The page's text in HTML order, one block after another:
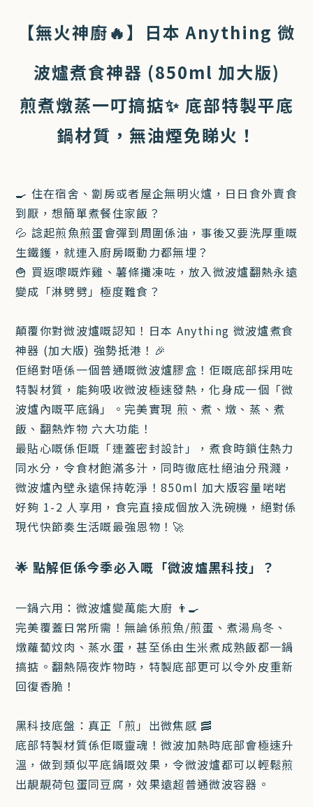
【無火神廚🔥】日本 Anything 微
波爐煮食神器 (850ml 加大版)
煎煮燉蒸一叮搞掂✨ 底部特製平底
鍋材質，無油煙免睇火！
🍳 住在宿舍、劏房或者屋企無明火爐，日日食外賣食
到厭，想簡單煮餐住家飯？
💦 諗起煎魚煎蛋會彈到周圍係油，事後又要洗厚重嘅
生鐵鑊，就連入廚房嘅動力都無埋？
🍟 買返嚟嘅炸雞、薯條攤凍咗，放入微波爐翻熱永遠
變成「淋劈劈」極度難食？
顛覆你對微波爐嘅認知！日本 Anything 微波爐煮食
神器 (加大版) 強勢抵港！🎉
佢絕對唔係一個普通嘅微波爐膠盒！佢嘅底部採用咗
特製材質，能夠吸收微波極速發熱，化身成一個「微
波爐內嘅平底鍋」。完美實現 煎、煮、燉、蒸、煮
飯、翻熱炸物 六大功能！
最貼心嘅係佢嘅「連蓋密封設計」，煮食時鎖住熱力
同水分，令食材飽滿多汁，同時徹底杜絕油分飛濺，
微波爐內壁永遠保持乾淨！850ml 加大版容量啱啱
好夠 1-2 人享用，食完直接成個放入洗碗機，絕對係
現代快節奏生活嘅最強恩物！🚀
🌟 點解佢係今季必入嘅「微波爐黑科技」？
一鍋六用：微波爐變萬能大廚 👨‍🍳
完美覆蓋日常所需！無論係煎魚/煎蛋、煮湯烏冬、
燉蘿蔔炆肉、蒸水蛋，甚至係由生米煮成熟飯都一鍋
搞掂。翻熱隔夜炸物時，特製底部更可以令外皮重新
回復香脆！
黑科技底盤：真正「煎」出微焦感 🥓
底部特製材質係佢嘅靈魂！微波加熱時底部會極速升
溫，做到類似平底鍋嘅效果，令微波爐都可以輕鬆煎
出靚靚荷包蛋同豆腐，效果遠超普通微波容器。